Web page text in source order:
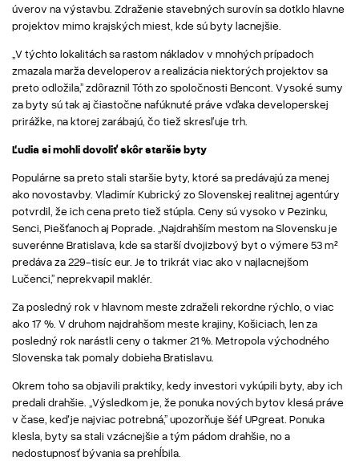
úverov na výstavbu. Zdraženie stavebných surovín sa dotklo hlavne
projektov mimo krajských miest, kde sú byty lacnejšie.
„V týchto lokalitách sa rastom nákladov v mnohých prípadoch
zmazala marža developerov a realizácia niektorých projektov sa
preto odložila,” zdôraznil Tóth zo spoločnosti Bencont. Vysoké sumy
za byty sú tak aj čiastočne nafúknuté práve vďaka developerskej
prirážke, na ktorej zarábajú, čo tiež skresľuje trh.
Ľudia si mohli dovoliť skôr staršie byty
Populárne sa preto stali staršie byty, ktoré sa predávajú za menej
ako novostavby. Vladimír Kubrický zo Slovenskej realitnej agentúry
potvrdil, že ich cena preto tiež stúpla. Ceny sú vysoko v Pezinku,
Senci, Piešťanoch aj Poprade. „Najdrahším mestom na Slovensku je
suverénne Bratislava, kde sa starší dvojizbový byt o výmere 53 m²
predáva za 229-tisíc eur. Je to trikrát viac ako v najlacnejšom
Lučenci,” neprekvapil maklér.
Za posledný rok v hlavnom meste zdraželi rekordne rýchlo, o viac
ako 17 %. V druhom najdrahšom meste krajiny, Košiciach, len za
posledný rok narástli ceny o takmer 21 %. Metropola východného
Slovenska tak pomaly dobieha Bratislavu.
Okrem toho sa objavili praktiky, kedy investori vykúpili byty, aby ich
predali drahšie. „Výsledkom je, že ponuka nových bytov klesá práve
v čase, keď je najviac potrebná,” upozorňuje šéf UPgreat. Ponuka
klesla, byty sa stali vzácnejšie a tým pádom drahšie, no a
nedostupnosť bývania sa prehĺbila.